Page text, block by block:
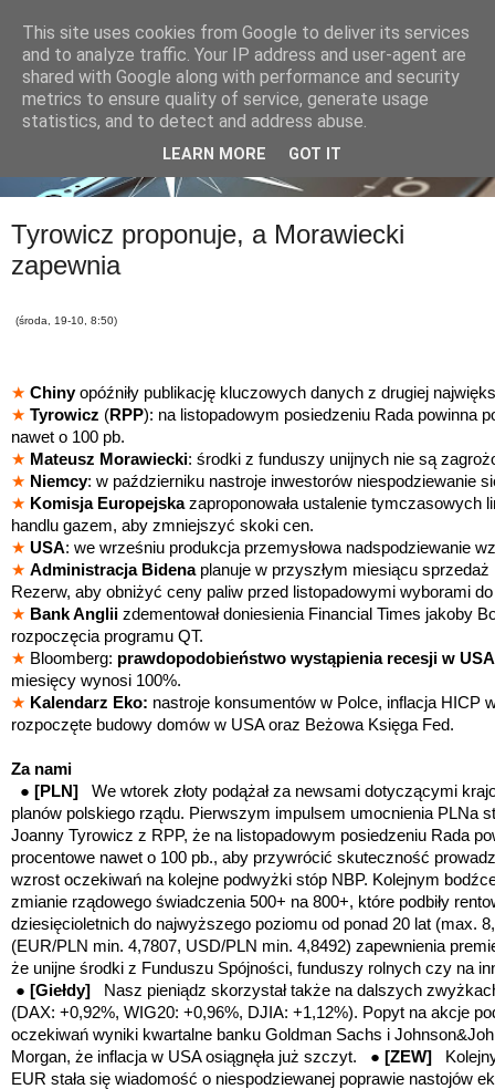
Tyrowicz proponuje, a Morawiecki
zapewnia
(środa, 19-10, 8:50)
★ Chinyopóźniły publikację kluczowych danych z drugiej
★ Tyrowicz (RPP): na listopadowym posiedzeniu Rada powinna
nawet o 100 pb.
★ Mateusz Morawiecki: środki z funduszy unijnych nie są
★ Niemcy: w październiku nastroje inwestorów niespodziewanie
★ Komisja Europejskazaproponowała ustalenie tymczasowych
handlu gazem, aby zmniejszyć skoki cen.
★ USA: we wrześniu produkcja przemysłowa nadspodziewanie
★ Administracja Bidenaplanuje w przyszłym miesiącu
Rezerw, aby obniżyć ceny paliw przed listopadowymi wyborami
★ Bank Anglii zdementował doniesienia Financial Times jakoby
rozpoczęcia programu QT.
★ Bloomberg: prawdopodobieństwo wystąpienia recesji w USA
miesięcy wynosi 100%.
★ Kalendarz Eko: nastroje konsumentów w Polce, inflacja HICP
rozpoczęte budowy domów w USA oraz Beżowa Księga Fed.
Za nami
● [PLN] We wtorek złoty podążał za newsami dotyczącymi
planów polskiego rządu. Pierwszym impulsem umocnienia PLNa
Joanny Tyrowicz z RPP, że na listopadowym posiedzeniu Rada
procentowe nawet o 100 pb., aby przywrócić skuteczność
wzrost oczekiwań na kolejne podwyżki stóp NBP. Kolejnym
zmianie rządowego świadczenia 500+ na 800+, które podbiły
dziesięcioletnich do najwyższego poziomu od ponad 20 lat (max.
(EUR/PLN min. 4,7807, USD/PLN min. 4,8492) zapewnienia
że unijne środki z Funduszu Spójności, funduszy rolnych czy na
● [Giełdy] Nasz pieniądz skorzystał także na dalszych
(DAX: +0,92%, WIG20: +0,96%, DJIA: +1,12%). Popyt na akcje
oczekiwań wyniki kwartalne banku Goldman Sachs i
Morgan, że inflacja w USA osiągnęła już szczyt. ● [ZEW]
EUR stała się wiadomość o niespodziewanej poprawie nastojów
This site uses cookies from Google to deliver its services
and to analyze traffic. Your IP address and user-agent are
shared with Google along with performance and security
metrics to ensure quality of service, generate usage
statistics, and to detect and address abuse.
LEARN MORE GOT IT